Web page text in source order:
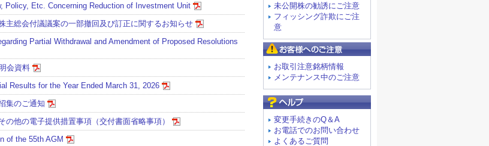
未公開株の勧誘にご注意
フィッシング詐欺にご注
意
お取引注意銘柄情報
メンテナンス中のご注意
変更手続きのQ＆A
お電話でのお問い合わせ
よくあるご質問